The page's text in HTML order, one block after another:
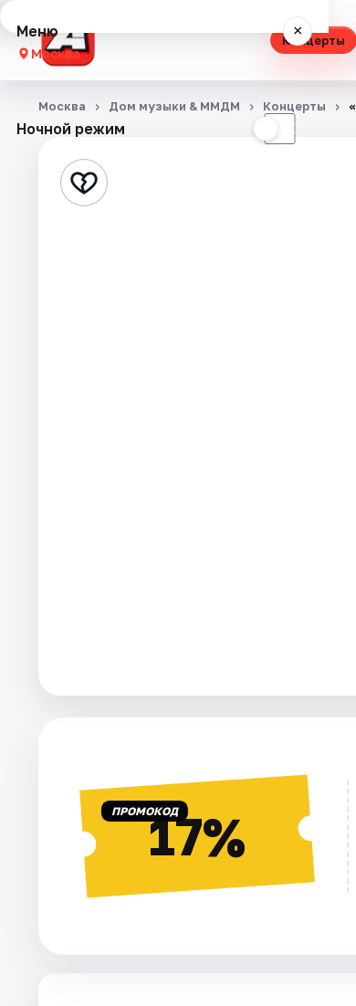
Концерты
Меню ×
Москва
Концерты
Стендап
Ночной режим ☾
Москва Дом музыки & ММДМ Концерты
ПРОМОКОД17%